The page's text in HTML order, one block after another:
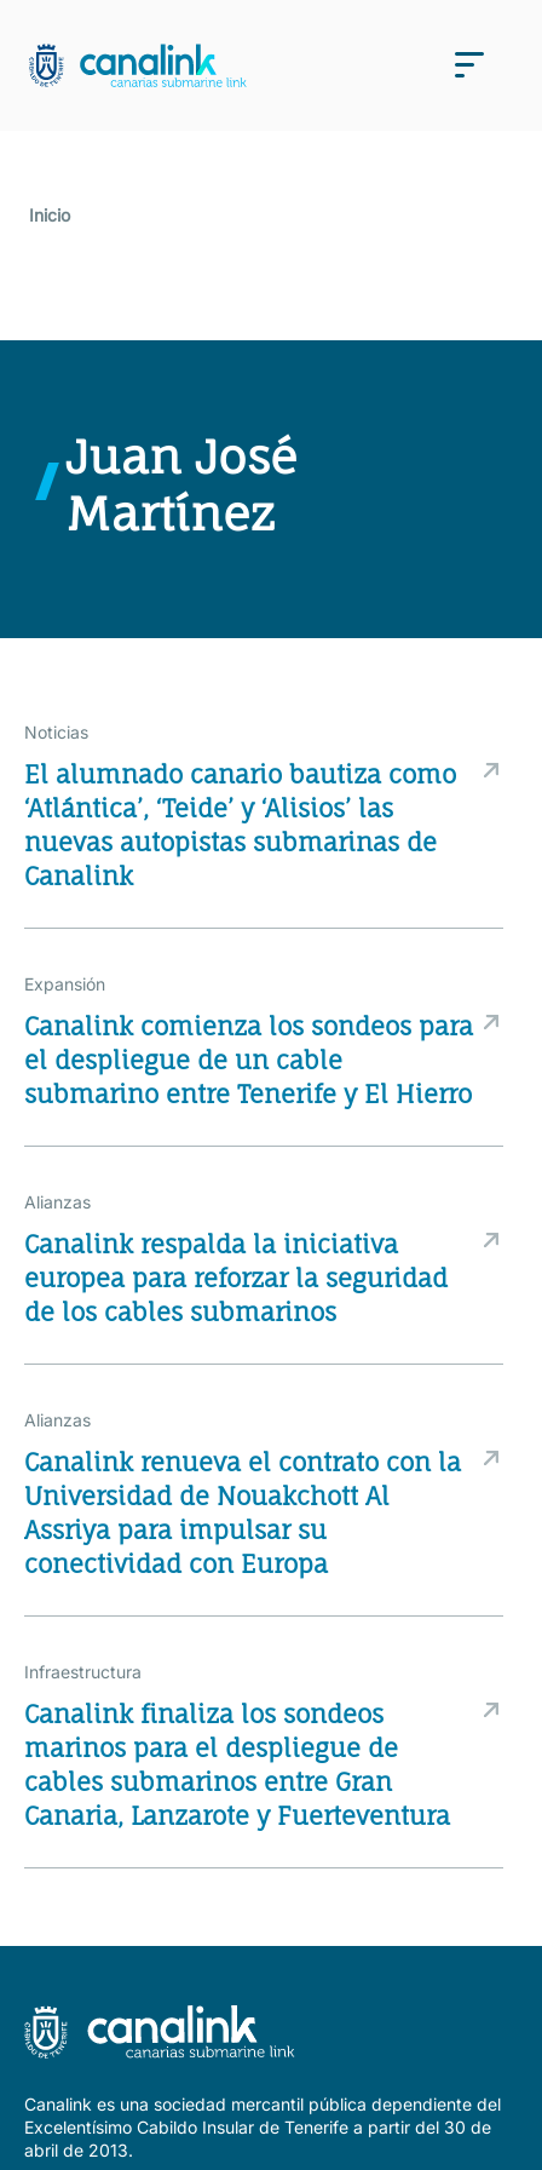
contenido
Inicio
Juan José
Martínez
Noticias
El alumnado canario bautiza como
‘Atlántica’, ‘Teide’ y ‘Alisios’ las
nuevas autopistas submarinas de
Canalink
Expansión
Canalink comienza los sondeos para
el despliegue de un cable
submarino entre Tenerife y El Hierro
Alianzas
Canalink respalda la iniciativa
europea para reforzar la seguridad
de los cables submarinos
Alianzas
Canalink renueva el contrato con la
Universidad de Nouakchott Al
Assriya para impulsar su
conectividad con Europa
Infraestructura
Canalink finaliza los sondeos
marinos para el despliegue de
cables submarinos entre Gran
Canaria, Lanzarote y Fuerteventura
Canalink es una sociedad mercantil pública dependiente del
Excelentísimo Cabildo Insular de Tenerife a partir del 30 de
abril de 2013.